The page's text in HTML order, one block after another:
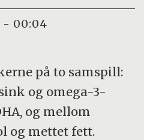
- 00:04
på to samspill:
og omega-3-
og mellom
og mettet fett.